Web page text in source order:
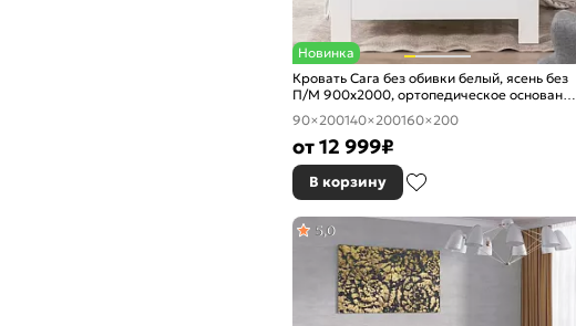
Новинка
Кровать Сага без обивки белый, ясень без
П/М 900x2000, ортопедическое основание,
изголовье жесткое
90×200140×200160×200
от12 999₽
В корзину
5,0